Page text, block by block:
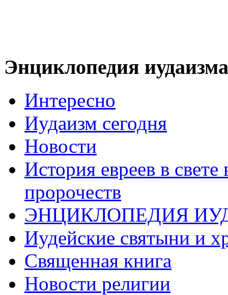
Энциклопедия иудаизма
Интересно
Иудаизм сегодня
Новости
История евреев в
пророчеств
ЭНЦИКЛОПЕДИЯ
Иудейские святыни и
Священная книга
Новости религии